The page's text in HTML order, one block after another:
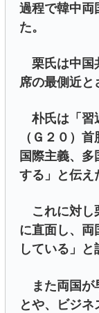
過程で韓中両
た。
栗氏は中国
席の最側近と
朴氏は「習
（Ｇ２０）
国際主義、
する」と伝
これに対し
に直面し、両
している」と
また両国が
とや、ビジ